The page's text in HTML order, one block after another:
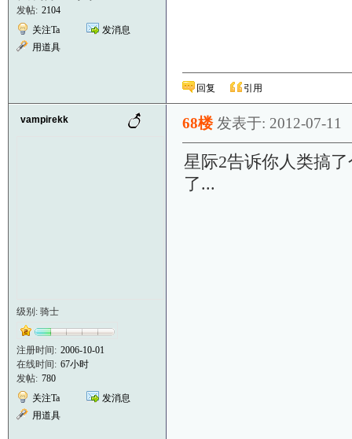
发帖: 2104
关注Ta
发消息
用道具
回复 引用
vampirekk
级别: 骑士
注册时间: 2006-10-01
在线时间: 67小时
发帖: 780
关注Ta
发消息
用道具
68楼 发表于: 2012-07-11
星际2告诉你人类搞
了...